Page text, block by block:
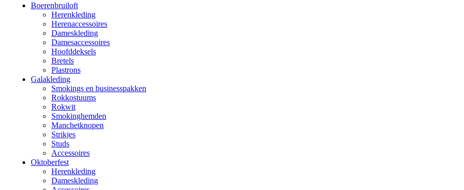
Boerenbruiloft
Herenkleding
Herenaccessoires
Dameskleding
Damesaccessoires
Hoofddeksels
Bretels
Plastrons
Galakleding
Smokings en businesspakken
Rokkostuums
Rokwit
Smokinghemden
Manchetknopen
Strikjes
Studs
Accessoires
Oktoberfest
Herenkleding
Dameskleding